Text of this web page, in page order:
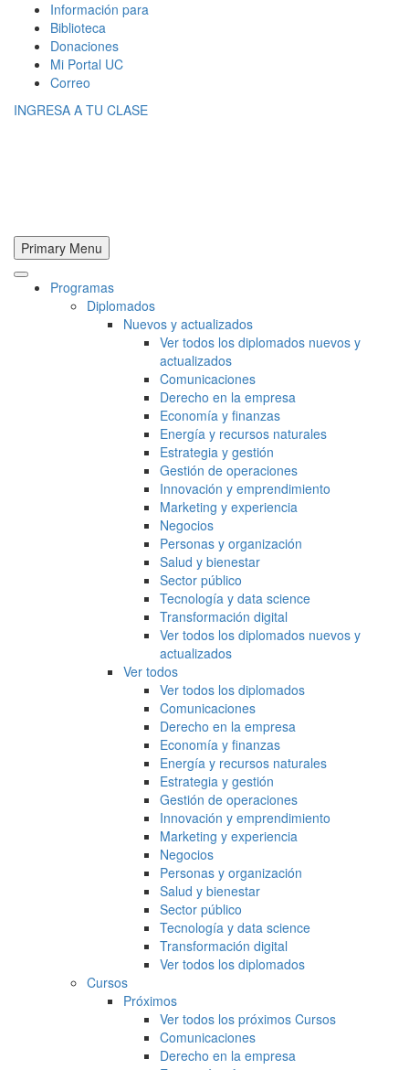
Información para
Biblioteca
Donaciones
Mi Portal UC
Correo
INGRESA A TU CLASE
Primary Menu
Programas
Diplomados
Nuevos y actualizados
Ver todos los diplomados nuevos y
actualizados
Comunicaciones
Derecho en la empresa
Economía y finanzas
Energía y recursos naturales
Estrategia y gestión
Gestión de operaciones
Innovación y emprendimiento
Marketing y experiencia
Negocios
Personas y organización
Salud y bienestar
Sector público
Tecnología y data science
Transformación digital
Ver todos los diplomados nuevos y
actualizados
Ver todos
Ver todos los diplomados
Comunicaciones
Derecho en la empresa
Economía y finanzas
Energía y recursos naturales
Estrategia y gestión
Gestión de operaciones
Innovación y emprendimiento
Marketing y experiencia
Negocios
Personas y organización
Salud y bienestar
Sector público
Tecnología y data science
Transformación digital
Ver todos los diplomados
Cursos
Próximos
Ver todos los próximos Cursos
Comunicaciones
Derecho en la empresa